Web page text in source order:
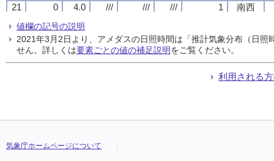
21
0 4.0 /// /// /// 1
南西
23
0 5.2
南西
24
0 6.3 /// /// /// 3 西南西
21
0 4.0 /// /// /// 1
南西
23
0 5.2
南西
24
0 6.3 /// /// /// 3 西南西
21
0 4.0 /// /// /// 1
南西
23
0 5.2
南西
24
0 6.3 /// /// /// 3 西南西
21
0 4.0 /// /// /// 1
南西
23
0 5.2
南西
24
0 6.3 /// /// /// 3 西南西
値欄の記号の説明
2021年3月2日より、アメダスの日照時間は「推計気象分布（日
せん。詳しくは要素ごとの値の補足説明をご覧ください。
利用される
気象庁ホームページについて